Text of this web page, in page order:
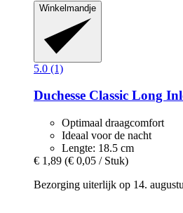
Winkelmandje
5.0 (1)
Duchesse Classic Long
Optimaal draagcomfort
Ideaal voor de nacht
Lengte: 18.5 cm
€ 1,89 (€ 0,05 / Stuk)
Bezorging uiterlijk op 14.